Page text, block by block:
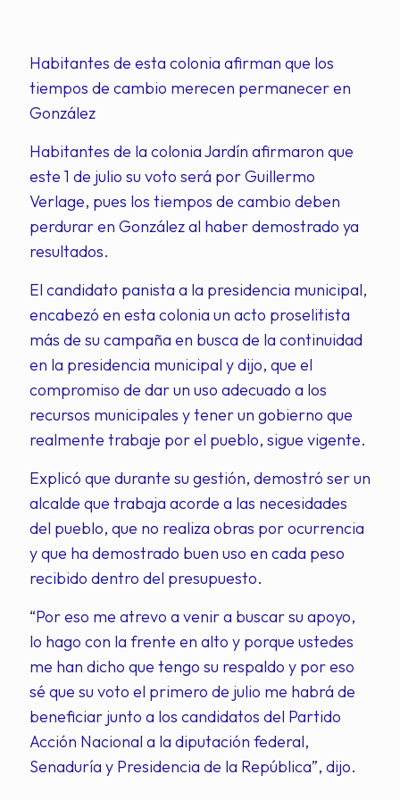
Habitantes de esta colonia afirman que los
tiempos de cambio merecen permanecer en
González
Habitantes de la colonia Jardín afirmaron que
este 1 de julio su voto será por Guillermo
Verlage, pues los tiempos de cambio deben
perdurar en González al haber demostrado ya
resultados.
El candidato panista a la presidencia municipal,
encabezó en esta colonia un acto proselitista
más de su campaña en busca de la continuidad
en la presidencia municipal y dijo, que el
compromiso de dar un uso adecuado a los
recursos municipales y tener un gobierno que
realmente trabaje por el pueblo, sigue vigente.
Explicó que durante su gestión, demostró ser un
alcalde que trabaja acorde a las necesidades
del pueblo, que no realiza obras por ocurrencia
y que ha demostrado buen uso en cada peso
recibido dentro del presupuesto.
“Por eso me atrevo a venir a buscar su apoyo,
lo hago con la frente en alto y porque ustedes
me han dicho que tengo su respaldo y por eso
sé que su voto el primero de julio me habrá de
beneficiar junto a los candidatos del Partido
Acción Nacional a la diputación federal,
Senaduría y Presidencia de la República”, dijo.